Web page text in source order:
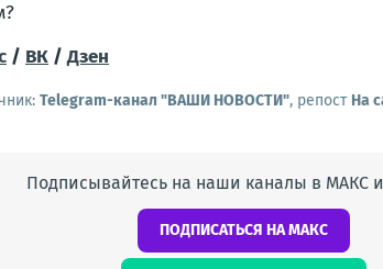
/ ВК /Дзен
Telegram-канал "ВАШИ НОВОСТИ", репост На
Подписывайтесь на наши каналы в МАКС
ПОДПИСАТЬСЯ НА МАКС